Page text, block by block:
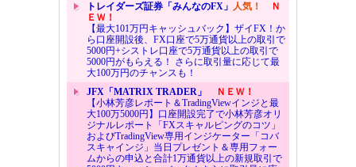
トレイダーズ証券「みんなのFX」 人気！
Ｎ
ＥＷ！
【最大101万円キャッシュバック】ザイFX！か
ら口座開設後、FX口座で5万通貨以上の取引で
5000円+シストレ口座で5万通貨以上の取引で
5000円がもらえる！ さらに取引量に応じて最
大100万円のチャンスも！
JFX「MATRIX TRADER」
ＮＥＷ！
【小林芳彦レポート＆TradingViewインジと最
大100万5000円】口座開設完了で小林芳彦オリ
ジナルレポート「FXスキャルピングのコツ」
およびTradingView専用インジケーター「コバ
スキャインジ」当日プレゼント＆専用フォー
ムからの申込と合計1万通貨以上の新規取引で